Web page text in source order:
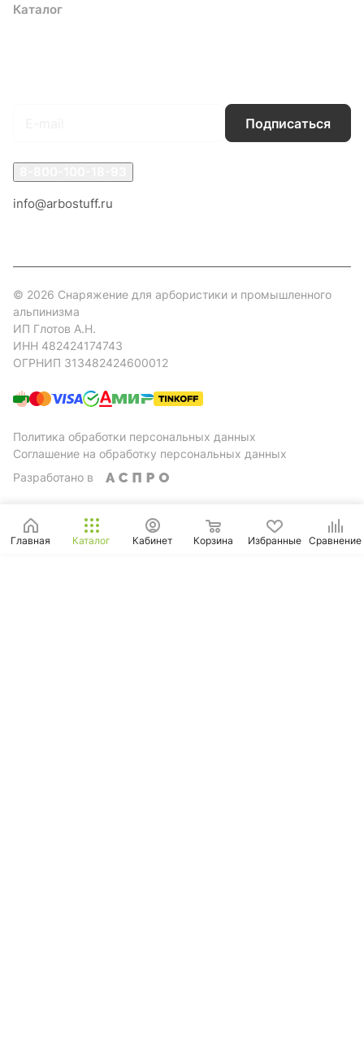
Каталог
Подписаться
info@arbostuff.ru
© 2026 Снаряжение для арбористики и промышленного
альпинизма
ИП Глотов А.Н.
ИНН 482424174743
ОГРНИП 313482424600012
Политика обработки персональных данных
Соглашение на обработку персональных данных
Разработано в
Главная Каталог Кабинет Корзина Избранные Сравнение